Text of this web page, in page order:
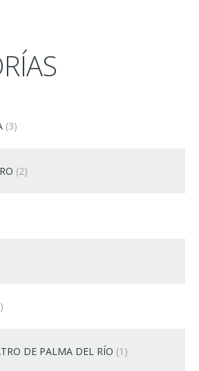
(3)
(2)
DE PALMA DEL RÍO (1)